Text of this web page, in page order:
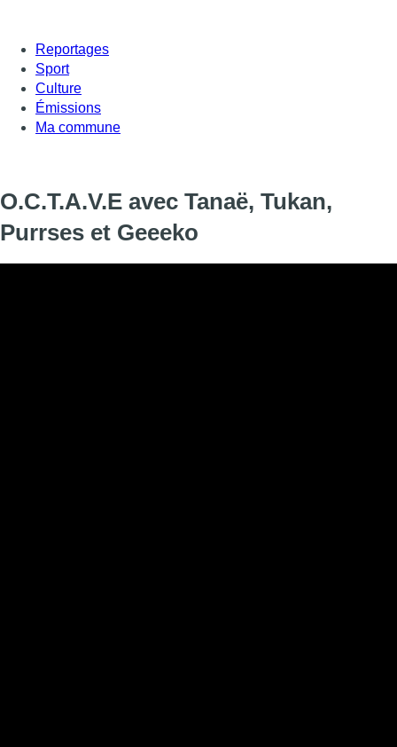
Reportages
Sport
Culture
Émissions
Ma commune
O.C.T.A.V.E avec Tanaë, Tukan,
Purrses et Geeeko